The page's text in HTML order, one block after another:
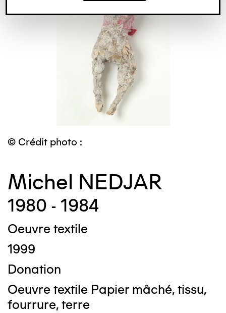
© Crédit photo :
Michel NEDJAR
1980 - 1984
Oeuvre textile
1999
Donation
Oeuvre textile Papier mâché, tissu,
fourrure, terre